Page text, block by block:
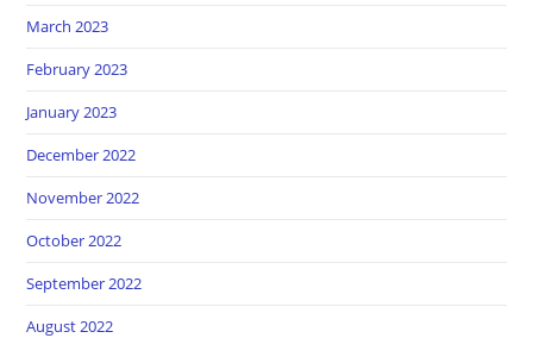
March 2023
February 2023
January 2023
December 2022
November 2022
October 2022
September 2022
August 2022